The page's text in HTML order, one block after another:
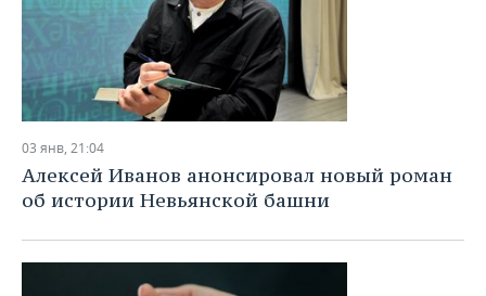
03 янв, 21:04
Алексей Иванов анонсировал новый роман
об истории Невьянской башни